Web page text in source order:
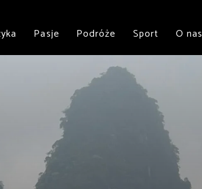
Pasje Podróże Sport O nas